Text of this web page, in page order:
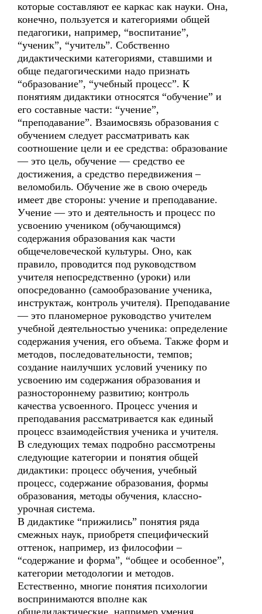
которые составляют ее каркас как науки. Она,
конечно, пользуется и категориями общей
педагогики, например, “воспитание”,
“ученик”, “учитель”. Собственно
дидактическими категориями, ставшими и
обще педагогическими надо признать
“образование”, “учебный процесс”. К
понятиям дидактики относятся “обучение” и
его составные части: “учение”,
“преподавание”. Взаимосвязь образования с
обучением следует рассматривать как
соотношение цели и ее средства: образование
— это цель, обучение — средство ее
достижения, а средство передвижения –
веломобиль. Обучение же в свою очередь
имеет две стороны: учение и преподавание.
Учение — это и деятельность и процесс по
усвоению учеником (обучающимся)
содержания образования как части
общечеловеческой культуры. Оно, как
правило, проводится под руководством
учителя непосредственно (уроки) или
опосредованно (самообразование ученика,
инструктаж, контроль учителя). Преподавание
— это планомерное руководство учителем
учебной деятельностью ученика: определение
содержания учения, его объема. Также форм и
методов, последовательности, темпов;
создание наилучших условий ученику по
усвоению им содержания образования и
разностороннему развитию; контроль
качества усвоенного. Процесс учения и
преподавания рассматривается как единый
процесс взаимодействия ученика и учителя.
В следующих темах подробно рассмотрены
следующие категории и понятия общей
дидактики: процесс обучения, учебный
процесс, содержание образования, формы
образования, методы обучения, классно-
урочная система.
В дидактике “прижились” понятия ряда
смежных наук, приобретя специфический
оттенок, например, из философии –
“содержание и форма”, “общее и особенное”,
категории методологии и методов.
Естественно, многие понятия психологии
воспринимаются вполне как
общедидактические, например умения,